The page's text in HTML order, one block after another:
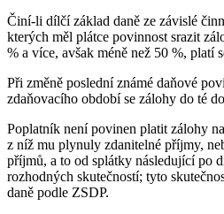
Činí-li dílčí základ daně ze závislé
kterých měl plátce povinnost srazit
% a více, avšak méně než 50 %, platí
Při změně poslední známé daňové
zdaňovacího období se zálohy do té
Poplatník není povinen platit zálohy
z níž mu plynuly zdanitelné příjmy,
příjmů, a to od splátky následující po
rozhodných skutečností; tyto
daně podle ZSDP.